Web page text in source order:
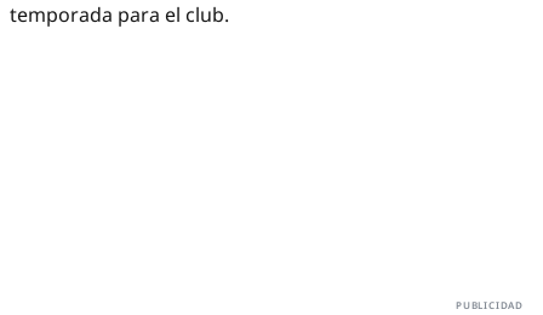
temporada para el club.